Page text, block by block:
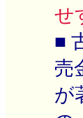
せ
■
売
が